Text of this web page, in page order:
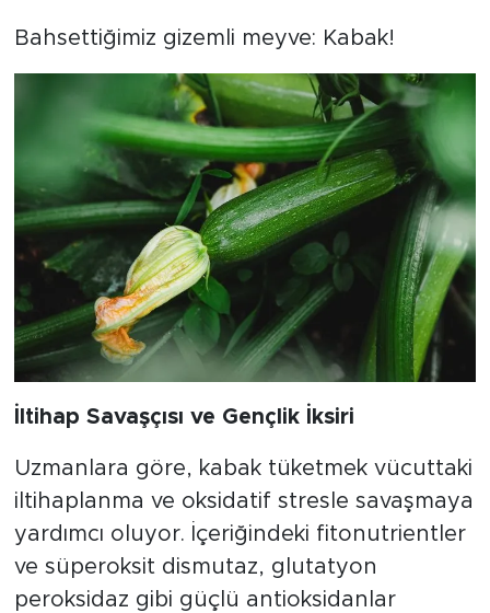
Bahsettiğimiz gizemli meyve: Kabak!
İltihap Savaşçısı ve Gençlik İksiri
Uzmanlara göre, kabak tüketmek vücuttaki
iltihaplanma ve oksidatif stresle savaşmaya
yardımcı oluyor. İçeriğindeki fitonutrientler
ve süperoksit dismutaz, glutatyon
peroksidaz gibi güçlü antioksidanlar